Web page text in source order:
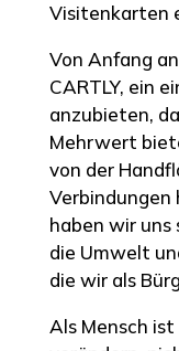
Visitenkarten
Von Anfang
CARTLY, ein
anzubieten,
Mehrwert
von der
Verbindungen
haben wir uns
die Umwelt
die wir als
Als Mensch